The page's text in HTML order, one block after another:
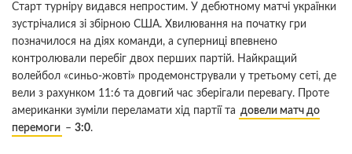
Старт турніру видався непростим. У дебютному матчі українки
зустрічалися зі збірною США. Хвилювання на початку гри
позначилося на діях команди, а суперниці впевнено
контролювали перебіг двох перших партій. Найкращий
волейбол «синьо-жовті» продемонстрували у третьому сеті, де
вели з рахунком 11:6 та довгий час зберігали перевагу. Проте
американки зуміли переламати хід партії та довели матч до
перемоги – 3:0.